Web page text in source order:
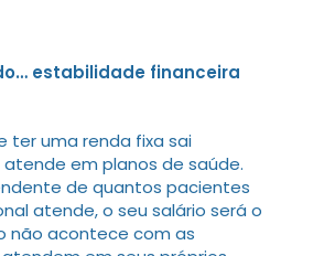
estabilidade financeira
ter uma renda fixa sai
em planos de saúde.
de quantos pacientes
atende, o seu salário será o
não acontece com as